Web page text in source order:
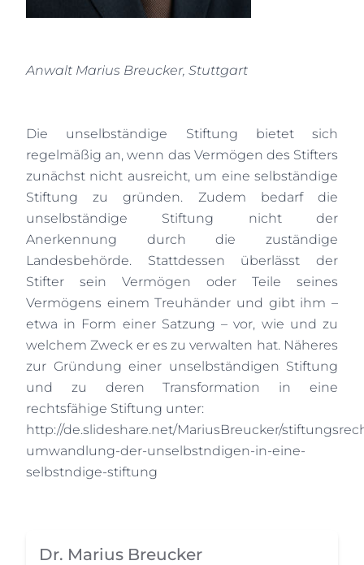
Anwalt Marius Breucker, Stuttgart
Die unselbständige Stiftung bietet sich
regelmäßig an, wenn das Vermögen des Stifters
zunächst nicht ausreicht, um eine selbständige
Stiftung zu gründen. Zudem bedarf die
unselbständige Stiftung nicht der
Anerkennung durch die zuständige
Landesbehörde. Stattdessen überlässt der
Stifter sein Vermögen oder Teile seines
Vermögens einem Treuhänder und gibt ihm –
etwa in Form einer Satzung – vor, wie und zu
welchem Zweck er es zu verwalten hat. Näheres
zur Gründung einer unselbständigen Stiftung
und zu deren Transformation in eine
rechtsfähige Stiftung unter:
http://de.slideshare.net/MariusBreucker/
umwandlung-der-unselbstndigen-in-eine-
selbstndige-stiftung
Dr. Marius Breucker